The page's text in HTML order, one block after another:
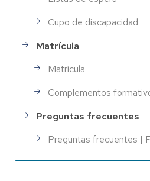
Cupo de discapacidad
Matrícula
Matrícula
Complementos
Preguntas frecuentes
Preguntas frecuentes |